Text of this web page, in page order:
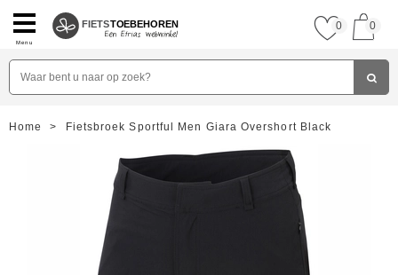
Menu
FIETSTOEBEHOREN 0 0
Home > Fietsbroek Sportful Men Giara Overshort Black